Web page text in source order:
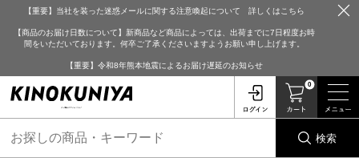
【重要】当社を装った迷惑メールに関する注意喚起について 詳しくはこちら
【商品のお届け日数について】新商品など商品によっては、出荷までに7日程度お時
間をいただいております。何卒ご了承くださいますようお願い申し上げます。
【重要】令和8年熊本地震によるお届け遅延のお知らせ
0
検索